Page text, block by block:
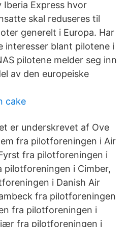
Express hvor
skal reduseres til
generelt i Europa. Har
interesser blant pilotene i
pilotene melder seg inn
av den europeiske
cake
er underskrevet af Ove
fra pilotforeningen i Air
fra pilotforeningen i
pilotforeningen i Cimber,
i Danish Air
fra pilotforeningen
fra pilotforeningen i
fra pilotforeningen i